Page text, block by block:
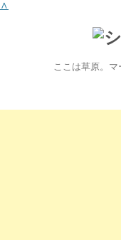
∧
ここは草原。マ